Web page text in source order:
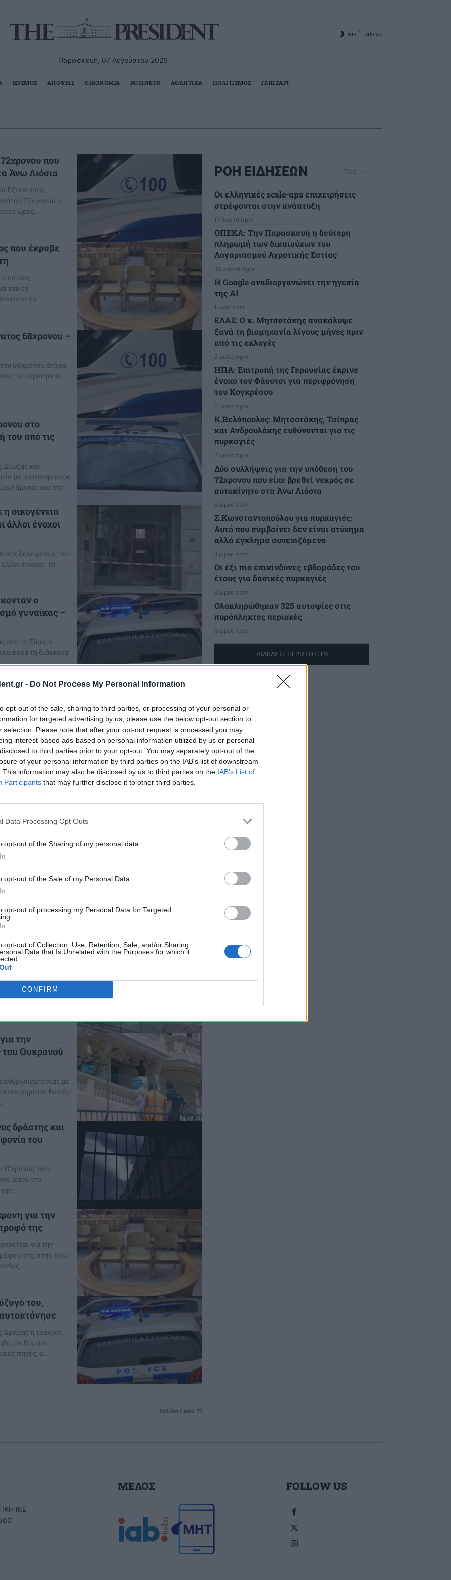
- Do Not Process My Personal Information
opt-out of the sale, sharing to third parties, or processing of your personal or
for targeted advertising by us, please use the below opt-out section to
selection. Please note that after your opt-out request is processed you may
interest-based ads based on personal information utilized by us or personal
to third parties prior to your opt-out. You may separately opt-out of the
of your personal information by third parties on the IAB’s list of downstream
This information may also be disclosed by us to third parties on the IAB’s List of
Participants that may further disclose it to other third parties.
Data Processing Opt Outs
opt-out of the Sharing of my personal data.
opt-out of the Sale of my Personal Data.
opt-out of processing my Personal Data for Targeted
opt-out of Collection, Use, Retention, Sale, and/or Sharing
Data that Is Unrelated with the Purposes for which it
CONFIRM
Παρασκευή, 07 Αυγούστου 2026
30.1 C Athens
ΚΟΣΜΟΣ ΑΠΟΨΕΙΣ ΟΙΚΟΝΟΜΙΑ BUSINESS ΑΘΛΗΤΙΚΑ ΠΟΛΙΤΙΣΜΟΣ ΓΛΩΣΣΑΡΙ
που
Άνω Λιόσια
Εξιχνίασης
72χρονου, ο
ώρες...
που έκρυβε
οποίος
του σε
να
68χρονου –
68χρονου άνδρα
το περασμένο
στο
του από τις
Δίωξης και
με αστυνομικούς
και της
οικογένεια
άλλοι ένοχοι
δολοφονίας του
ένοχοι. Το
ο
γυναίκας –
από τη Σύρο, ο
κατά τη διάρκεια
του
το βράδυ νεκρός
του στο
73χρονος
στην
στον
Κουλούρα
ο 47χρονος, ο
Κουλούρα Ημαθίας,
δολοφονίας
για την
επιχειρηματία
την
του Ουκρανού
ανθρωποκτονίας με
Βαντίμ
δράστης και
του
17χρονος, που
κατά την
για την
της
για την
της, στην Άνω
του,
Δράμας η τραγική
με θύματα
πηγές, ο...
Σελίδα 1 από 77
ΡΟΗ ΕΙΔΗΣΕΩΝ Όλα
Οι ελληνικές scale-ups επιχειρήσεις
στρέφονται στην ανάπτυξη
17 λεπτά πριν
ΟΠΕΚΑ: Την Παρασκευή η δεύτερη
πληρωμή των δικαιούχων του
Λογαριασμού Αγροτικής Εστίας
46 λεπτά πριν
H Google αναδιοργανώνει την ηγεσία
της AI
1 ώρα πριν
ΕΛΑΣ: Ο κ. Μητσοτάκης ανακάλυψε
ξανά τη βιομηχανία λίγους μήνες πριν
από τις εκλογές
2 ώρες πριν
ΗΠΑ: Επιτροπή της Γερουσίας έκρινε
ένοχο τον Φάουτσι για περιφρόνηση
του Κογκρέσου
2 ώρες πριν
K.Βελόπουλος: Μητσοτάκης, Τσίπρας
και Ανδρουλάκης ευθύνονται για τις
πυρκαγιές
2 ώρες πριν
Δύο συλλήψεις για την υπόθεση του
72χρονου που είχε βρεθεί νεκρός σε
αυτοκίνητο στα Άνω Λιόσια
3 ώρες πριν
Ζ.Κωνσταντοπούλου για πυρκαγιές:
Αυτό που συμβαίνει δεν είναι ατύχημα
αλλά έγκλημα συνεχιζόμενο
3 ώρες πριν
Οι έξι πιο επικίνδυνες εβδομάδες του
έτους για δασικές πυρκαγιές
3 ώρες πριν
Ολοκληρώθηκαν 325 αυτοψίες στις
πυρόπληκτες περιοχές
3 ώρες πριν
ΔΙΑΒΑΣΤΕ ΠΕΡΙΣΣΟΤΕΡΑ
ΙΚΕ
ΜΕΛΟΣ FOLLOW US